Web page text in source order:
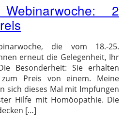
2
die vom 18.-25.
erneut die Gelegenheit, Ihr
Besonderheit: Sie erhalten
Preis von einem. Meine
sich dieses Mal mit Impfungen
Hilfe mit Homöopathie. Die
[…]